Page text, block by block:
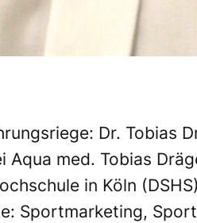
Dr. Tobias
Aqua med. Tobias
in Köln
Sportmarketing,